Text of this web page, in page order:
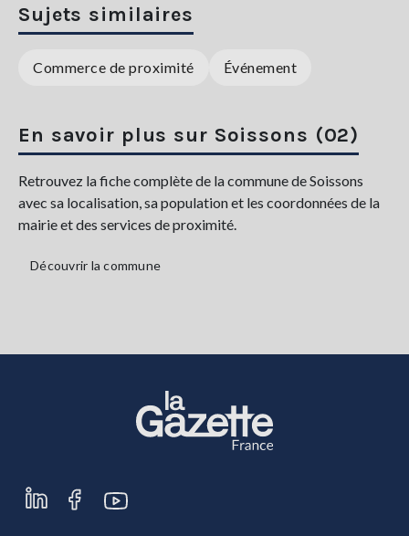
Sujets similaires
Commerce de proximité Événement
En savoir plus sur Soissons (02)
Retrouvez la fiche complète de la commune de Soissons
avec sa localisation, sa population et les coordonnées de la
mairie et des services de proximité.
Découvrir la commune